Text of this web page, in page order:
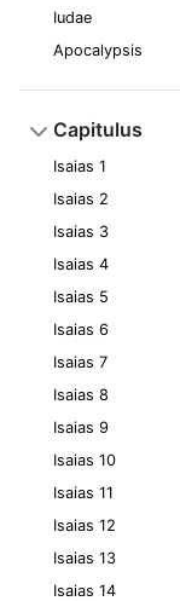
Iudae
Apocalypsis
Capitulus
Isaias 1
Isaias 2
Isaias 3
Isaias 4
Isaias 5
Isaias 6
Isaias 7
Isaias 8
Isaias 9
Isaias 10
Isaias 11
Isaias 12
Isaias 13
Isaias 14